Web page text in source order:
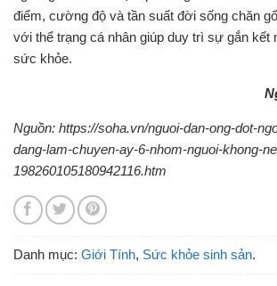
điểm, cường độ và tần suất đời sống chăn
với thể trạng cá nhân giúp duy trì sự gắn kết
sức khỏe.
Nguồn: https://soha.vn/nguoi-dan-ong-dot-
dang-lam-chuyen-ay-6-nhom-nguoi-khong-
198260105180942116.htm
Danh mục: Giới Tính, Sức khỏe sinh sản.